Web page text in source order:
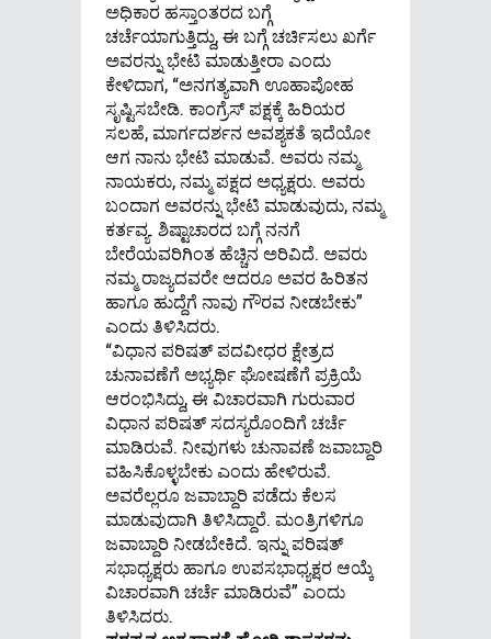
ಅಧಿಕಾರ ಹಸ್ತಾಂತರದ ಬಗ್ಗೆ
ಚರ್ಚೆಯಾಗುತ್ತಿದ್ದು, ಈ ಬಗ್ಗೆ ಚರ್ಚಿಸಲು ಖರ್ಗೆ
ಅವರನ್ನು ಭೇಟಿ ಮಾಡುತ್ತೀರಾ ಎಂದು
ಕೇಳಿದಾಗ, “ಅನಗತ್ಯವಾಗಿ ಊಹಾಪೋಹ
ಸೃಷ್ಟಿಸಬೇಡಿ. ಕಾಂಗ್ರೆಸ್ ಪಕ್ಷಕ್ಕೆ ಹಿರಿಯರ
ಸಲಹೆ, ಮಾರ್ಗದರ್ಶನ ಅವಶ್ಯಕತೆ ಇದೆಯೋ
ಆಗ ನಾನು ಭೇಟಿ ಮಾಡುವೆ. ಅವರು ನಮ್ಮ
ನಾಯಕರು, ನಮ್ಮ ಪಕ್ಷದ ಅಧ್ಯಕ್ಷರು. ಅವರು
ಬಂದಾಗ ಅವರನ್ನು ಭೇಟಿ ಮಾಡುವುದು, ನಮ್ಮ
ಕರ್ತವ್ಯ. ಶಿಷ್ಟಾಚಾರದ ಬಗ್ಗೆ ನನಗೆ
ಬೇರೆಯವರಿಗಿಂತ ಹೆಚ್ಚಿನ ಅರಿವಿದೆ. ಅವರು
ನಮ್ಮ ರಾಜ್ಯದವರೇ ಆದರೂ ಅವರ ಹಿರಿತನ
ಹಾಗೂ ಹುದ್ದೆಗೆ ನಾವು ಗೌರವ ನೀಡಬೇಕು”
ಎಂದು ತಿಳಿಸಿದರು.
“ವಿಧಾನ ಪರಿಷತ್ ಪದವೀಧರ ಕ್ಷೇತ್ರದ
ಚುನಾವಣೆಗೆ ಅಭ್ಯರ್ಥಿ ಘೋಷಣೆಗೆ ಪ್ರಕ್ರಿಯೆ
ಆರಂಭಿಸಿದ್ದು, ಈ ವಿಚಾರವಾಗಿ ಗುರುವಾರ
ವಿಧಾನ ಪರಿಷತ್ ಸದಸ್ಯರೊಂದಿಗೆ ಚರ್ಚೆ
ಮಾಡಿರುವೆ. ನೀವುಗಳು ಚುನಾವಣೆ ಜವಾಬ್ದಾರಿ
ವಹಿಸಿಕೊಳ್ಳಬೇಕು ಎಂದು ಹೇಳಿರುವೆ.
ಅವರೆಲ್ಲರೂ ಜವಾಬ್ದಾರಿ ಪಡೆದು ಕೆಲಸ
ಮಾಡುವುದಾಗಿ ತಿಳಿಸಿದ್ದಾರೆ. ಮಂತ್ರಿಗಳಿಗೂ
ಜವಾಬ್ದಾರಿ ನೀಡಬೇಕಿದೆ. ಇನ್ನು ಪರಿಷತ್
ಸಭಾಧ್ಯಕ್ಷರು ಹಾಗೂ ಉಪಸಭಾಧ್ಯಕ್ಷರ ಆಯ್ಕೆ
ವಿಚಾರವಾಗಿ ಚರ್ಚೆ ಮಾಡಿರುವೆ” ಎಂದು
ತಿಳಿಸಿದರು.